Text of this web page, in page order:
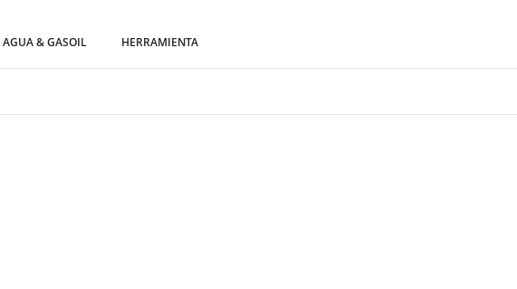
AGUA & GASOIL HERRAMIENTA